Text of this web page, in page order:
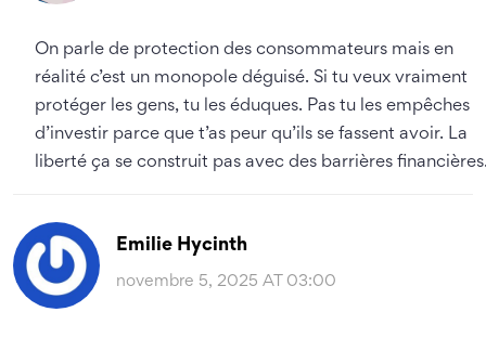
On parle de protection des consommateurs mais en
réalité c’est un monopole déguisé. Si tu veux vraiment
protéger les gens, tu les éduques. Pas tu les empêches
d’investir parce que t’as peur qu’ils se fassent avoir. La
liberté ça se construit pas avec des barrières
Emilie Hycinth
novembre 5, 2025 AT 03:00